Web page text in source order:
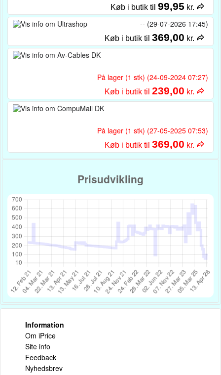
Køb i butik til 99,95 kr.
-- (29-07-2026 17:45)
Køb i butik til 369,00 kr.
På lager (1 stk) (24-09-2024 07:27)
Køb i butik til 239,00 kr.
På lager (1 stk) (27-05-2025 07:53)
Køb i butik til 369,00 kr.
Prisudvikling
Information
Om iPrice
Site info
Feedback
Nyhedsbrev